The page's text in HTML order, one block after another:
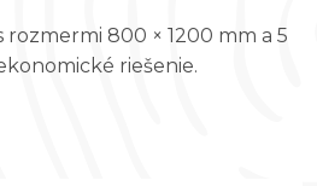
800 × 1200 mm a 5
riešenie.